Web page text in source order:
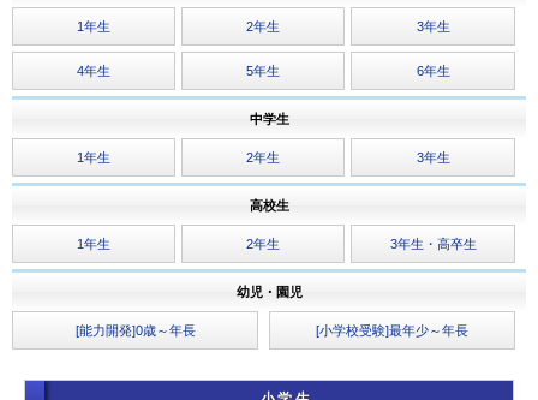
1年生 2年生 3年生
4年生 5年生 6年生
中学生
1年生 2年生 3年生
高校生
1年生 2年生 3年生・高卒生
幼児・園児
[能力開発]0歳～年長 [小学校受験]最年少～年長